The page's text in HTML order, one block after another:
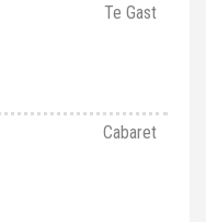
Te Gast
Cabaret